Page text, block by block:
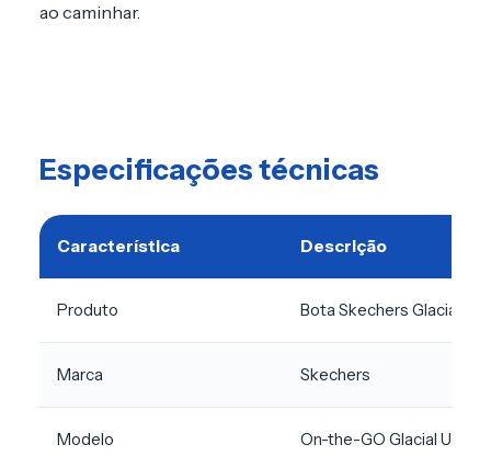
ao caminhar.
Especificações técnicas
Característica Descrição
Produto Bota Skechers Glacial
Marca Skechers
Modelo On-the-GO Glacial Ultra